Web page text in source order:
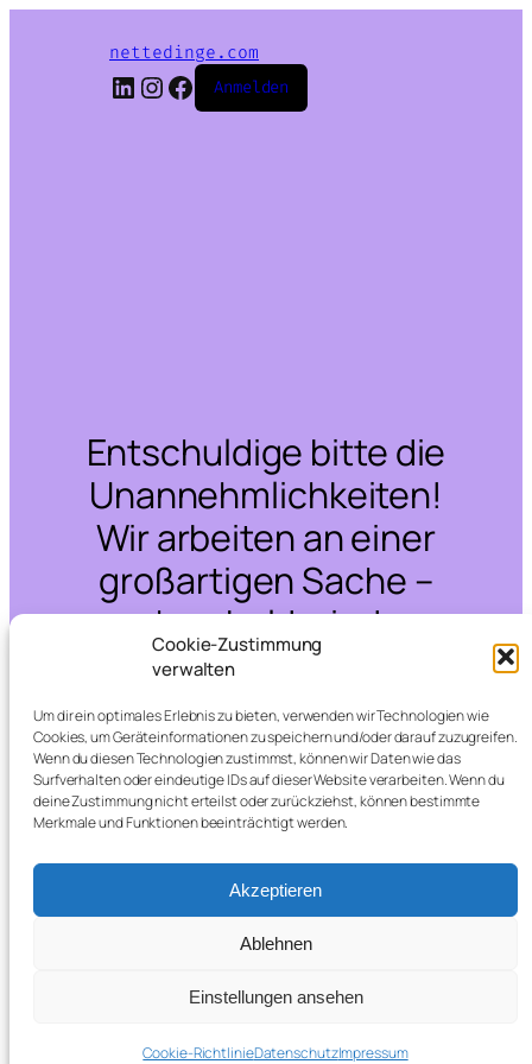
Cookie-Zustimmung
verwalten
Um dir ein optimales Erlebnis zu bieten, verwenden wir Technologien wie
Cookies, um Geräteinformationen zu speichern und/oder darauf zuzugreifen.
Wenn du diesen Technologien zustimmst, können wir Daten wie das
Surfverhalten oder eindeutige IDs auf dieser Website verarbeiten. Wenn du
deine Zustimmung nicht erteilst oder zurückziehst, können bestimmte
Merkmale und Funktionen beeinträchtigt werden.
Akzeptieren
Ablehnen
Einstellungen ansehen
Cookie-RichtlinieDatenschutzImpressum
nettedinge.com
LinkedIn
Instagram
Facebook
Anmelden
Entschuldige bitte die
Unannehmlichkeiten!
Wir arbeiten an einer
großartigen Sache –
schau bald wieder
vorbei!